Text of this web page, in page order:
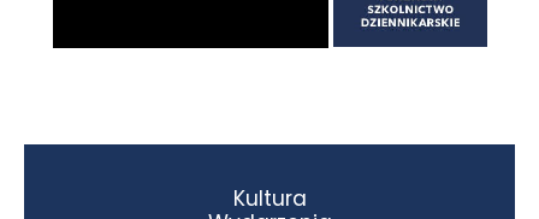
Kultura